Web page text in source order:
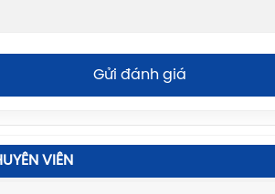
Gửi đánh giá
VIÊN